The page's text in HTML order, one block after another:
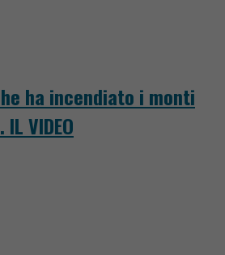
ha incendiato i monti
VIDEO